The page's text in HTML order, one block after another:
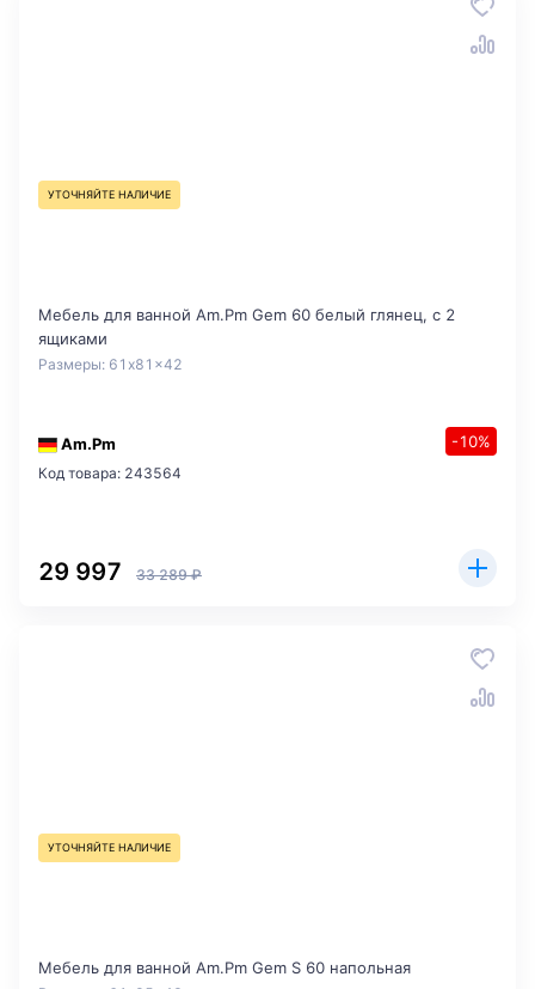
УТОЧНЯЙТЕ НАЛИЧИЕ
Мебель для ванной Am.Pm Gem 60 белый глянец, с 2
ящиками
Размеры: 61x81x42
Am.Pm -10%
Код товара: 243564
29 997 33 289 ₽
УТОЧНЯЙТЕ НАЛИЧИЕ
Мебель для ванной Am.Pm Gem S 60 напольная